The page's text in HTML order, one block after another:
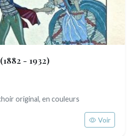
(1882 - 1932)
original, en couleurs
Voir